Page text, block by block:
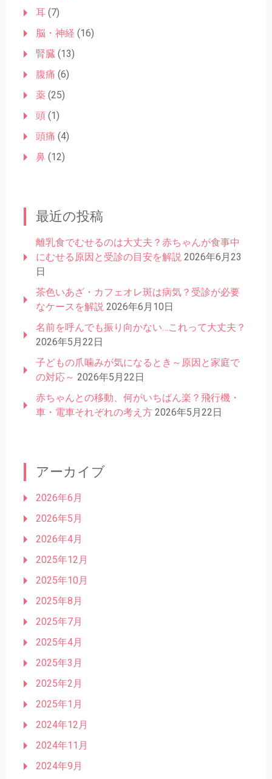
耳(7)
脳・神経 (16)
腎臓 (13)
腹痛 (6)
薬(25)
頭(1)
頭痛 (4)
鼻(12)
最近の投稿
離乳食でむせるのは大丈夫？赤ちゃんが食事中
にむせる原因と受診の目安を解説 2026年6月23
日
茶色いあざ・カフェオレ斑は病気？受診が必要
なケースを解説 2026年6月10日
名前を呼んでも振り向かない…これって大丈夫？
2026年5月22日
子どもの爪噛みが気になるとき～原因と家庭で
の対応～ 2026年5月22日
赤ちゃんとの移動、何がいちばん楽？飛行機・
車・電車それぞれの考え方 2026年5月22日
アーカイブ
2026年6月
2026年5月
2026年4月
2025年12月
2025年10月
2025年8月
2025年7月
2025年4月
2025年3月
2025年2月
2025年1月
2024年12月
2024年11月
2024年9月